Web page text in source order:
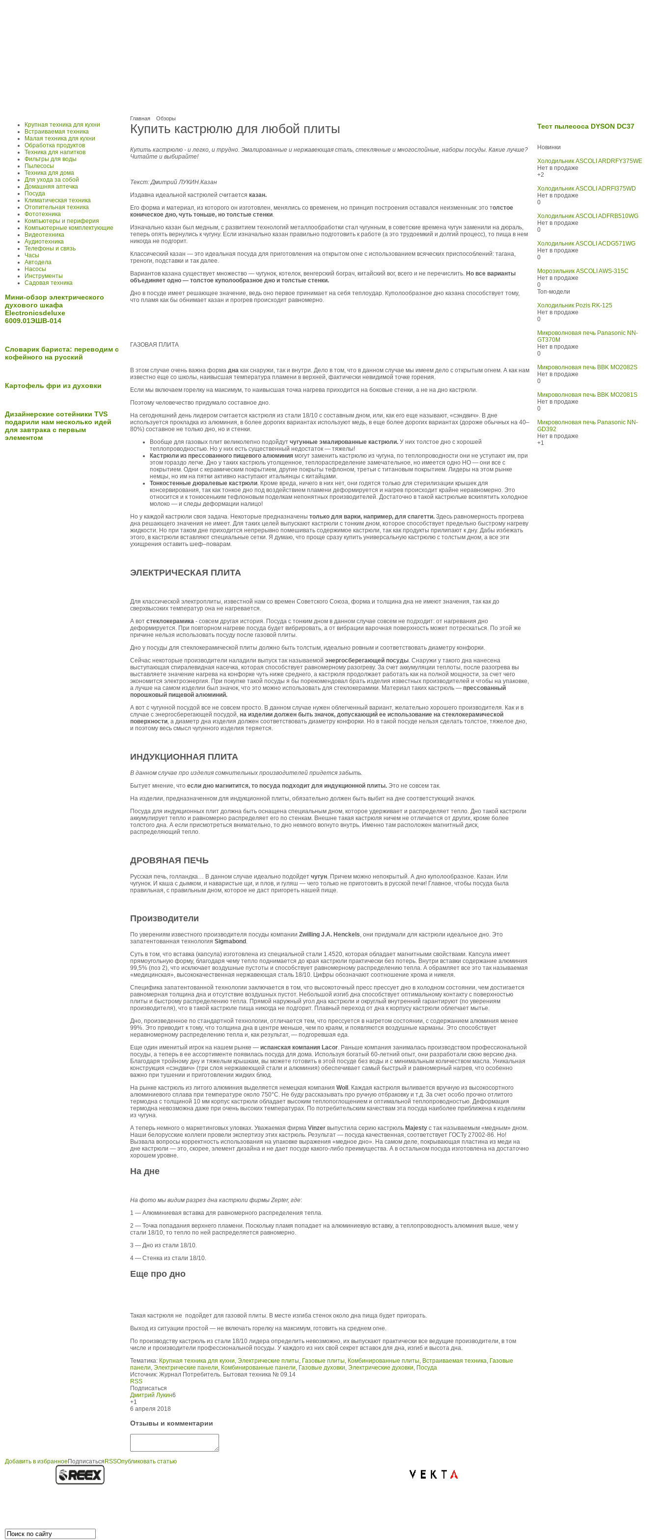
Главная Обзоры
Купить кастрюлю для любой плиты
Купить кастрюлю - и легко, и трудно. Эмалированные и нержавеющая сталь, стеклянные и многослойные, наборы посуды. Какие лучше?
Читайте и выбирайте!
Текст: Дмитрий ЛУКИН.Казан
Издавна идеальной кастрюлей считается казан.
Его форма и материал, из которого он изготовлен, менялись со временем, но принцип построения оставался неизменным: это толстое
коническое дно, чуть тоньше, но толстые стенки.
Изначально казан был медным, с развитием технологий металлообработки стал чугунным, в советские времена чугун заменили на дюраль,
теперь опять вернулись к чугуну. Если изначально казан правильно подготовить к работе (а это трудоемкий и долгий процесс), то пища в нем
никогда не подгорит.
Классический казан — это идеальная посуда для приготовления на открытом огне с использованием всяческих приспособлений: тагана,
треноги, подставки и так далее.
Вариантов казана существует множество — чугунок, котелок, венгерский бограч, китайский вог, всего и не перечислить. Но все варианты
объединяет одно — толстое куполообразное дно и толстые стенки.
Дно в посуде имеет решающее значение, ведь оно первое принимает на себя теплоудар. Куполообразное дно казана способствует тому,
что пламя как бы обнимает казан и прогрев происходит равномерно.
ГАЗОВАЯ ПЛИТА
В этом случае очень важна форма дна как снаружи, так и внутри. Дело в том, что в данном случае мы имеем дело с открытым огнем. А как нам
известно еще со школы, наивысшая температура пламени в верхней, фактически невидимой точке горения.
Если мы включаем горелку на максимум, то наивысшая точка нагрева приходится на боковые стенки, а не на дно кастрюли.
Поэтому человечество придумало составное дно.
На сегодняшний день лидером считается кастрюля из стали 18/10 с составным дном, или, как его еще называют, «сэндвич». В дне
используется прокладка из алюминия, в более дорогих вариантах используют медь, в еще более дорогих вариантах (дороже обычных на 40–
80%) составное не только дно, но и стенки.
Вообще для газовых плит великолепно подойдут чугунные эмалированные кастрюли. У них толстое дно с хорошей
теплопроводностью. Но у них есть существенный недостаток — тяжелы!
Кастрюли из прессованного пищевого алюминия могут заменить кастрюлю из чугуна, по теплопроводности они не уступают им, при
этом гораздо легче. Дно у таких кастрюль утолщенное, теплораспределение замечательное, но имеется одно НО — они все с
покрытием. Одни с керамическим покрытием, другие покрыты тефлоном, третьи с титановым покрытием. Лидеры на этом рынке
немцы, но им на пятки активно наступают итальянцы с китайцами.
Тонкостенные дюралевые кастрюли. Кроме вреда, ничего в них нет, они годятся только для стерилизации крышек для
консервирования, так как тонкое дно под воздействием пламени деформируется и нагрев происходит крайне неравномерно. Это
относится и к тонюсеньким тефлоновым поделкам непонятных производителей. Достаточно в такой кастрюльке вскипятить холодное
молоко — и следы деформации налицо!
Но у каждой кастрюли своя задача. Некоторые предназначены только для варки, например, для спагетти. Здесь равномерность прогрева
дна решающего значения не имеет. Для таких целей выпускают кастрюли с тонким дном, которое способствует предельно быстрому нагреву
жидкости. Но при таком дне приходится непрерывно помешивать содержимое кастрюли, так как продукты прилипают к дну. Дабы избежать
этого, в кастрюли вставляют специальные сетки. Я думаю, что проще сразу купить универсальную кастрюлю с толстым дном, а все эти
ухищрения оставить шеф–поварам.
ЭЛЕКТРИЧЕСКАЯ ПЛИТА
Для классической электроплиты, известной нам со времен Советского Союза, форма и толщина дна не имеют значения, так как до
сверхвысоких температур она не нагревается.
А вот стеклокерамика - совсем другая история. Посуда с тонким дном в данном случае совсем не подходит: от нагревания дно
деформируется. При повторном нагреве посуда будет вибрировать, а от вибрации варочная поверхность может потрескаться. По этой же
причине нельзя использовать посуду после газовой плиты.
Дно у посуды для стеклокерамической плиты должно быть толстым, идеально ровным и соответствовать диаметру конфорки.
Сейчас некоторые производители наладили выпуск так называемой энергосберегающей посуды . Снаружи у такого дна нанесена
выступающая спиралевидная насечка, которая способствует равномерному разогреву. За счет аккумуляции теплоты, после разогрева вы
выставляете значение нагрева на конфорке чуть ниже среднего, а кастрюля продолжает работать как на полной мощности, за счет чего
экономится электроэнергия. При покупке такой посуды я бы порекомендовал брать изделия известных производителей и чтобы на упаковке,
а лучше на самом изделии был значок, что это можно использовать для стеклокерамики. Материал таких кастрюль — прессованный
порошковый пищевой алюминий.
А вот с чугунной посудой все не совсем просто. В данном случае нужен облегченный вариант, желательно хорошего производителя. Как и в
случае с энергосберегающей посудой, на изделии должен быть значок, допускающий ее использование на стеклокерамической
поверхности , а диаметр дна изделия должен соответствовать диаметру конфорки. Но в такой посуде нельзя сделать толстое, тяжелое дно,
и поэтому весь смысл чугунного изделия теряется.
ИНДУКЦИОННАЯ ПЛИТА
В данном случае про изделия сомнительных производителей придется забыть.
Бытует мнение, что если дно магнитится, то посуда подходит для индукционной плиты. Это не совсем так.
На изделии, предназначенном для индукционной плиты, обязательно должен быть выбит на дне соответстующий значок.
Посуда для индукционных плит должна быть оснащена специальным дном, которое удерживает и распределяет тепло. Дно такой кастрюли
аккумулирует тепло и равномерно распределяет его по стенкам. Внешне такая кастрюля ничем не отличается от других, кроме более
толстого дна. А если присмотреться внимательно, то дно немного вогнуто внутрь. Именно там расположен магнитный диск,
распределяющий тепло.
ДРОВЯНАЯ ПЕЧЬ
Русская печь, голландка… В данном случае идеально подойдет чугун . Причем можно непокрытый. А дно куполообразное. Казан. Или
чугунок. И каша с дымком, и наваристые щи, и плов, и гуляш — чего только не приготовить в русской печи! Главное, чтобы посуда была
правильная, с правильным дном, которое не даст пригореть нашей пище.
Производители
По уверениям известного производителя посуды компании Zwilling J.A. Henckels, они придумали для кастрюли идеальное дно. Это
запатентованная технология Sigmabond .
Суть в том, что вставка (капсула) изготовлена из специальной стали 1.4520, которая обладает магнитными свойствами. Капсула имеет
прямоугольную форму, благодаря чему тепло поднимается до края кастрюли практически без потерь. Внутри вставки содержание алюминия
99,5% (поз 2), что исключает воздушные пустоты и способствует равномерному распределению тепла. А обрамляет все это так называемая
«медицинская», высококачественная нержавеющая сталь 18/10. Цифры обозначают соотношение хрома и никеля.
Специфика запатентованной технологии заключается в том, что высокоточный пресс прессует дно в холодном состоянии, чем достигается
равномерная толщина дна и отсутствие воздушных пустот. Небольшой изгиб дна способствует оптимальному контакту с поверхностью
плиты и быстрому распределению тепла. Прямой наружный угол дна кастрюли и округлый внутренний гарантируют (по уверениям
производителя), что в такой кастрюле пища никогда не подгорит. Плавный переход от дна к корпусу кастрюли облегчает мытье.
Дно, произведенное по стандартной технологии, отличается тем, что прессуется в нагретом состоянии, с содержанием алюминия менее
99%. Это приводит к тому, что толщина дна в центре меньше, чем по краям, и появляются воздушные карманы. Это способствует
неравномерному распределению тепла и, как результат, — подгоревшая еда.
Еще один именитый игрок на нашем рынке — испанская компания Lacor. Раньше компания занималась производством профессиональной
посуды, а теперь в ее ассортименте появилась посуда для дома. Используя богатый 60-летний опыт, они разработали свою версию дна.
Благодаря тройному дну и тяжелым крышкам, вы можете готовить в этой посуде без воды и с минимальным количеством масла. Уникальная
конструкция «сэндвич» (три слоя нержавеющей стали и алюминия) обеспечивает самый быстрый и равномерный нагрев, что особенно
важно при тушении и приготовлении жидких блюд.
На рынке кастрюль из литого алюминия выделяется немецкая компания Woll . Каждая кастрюля выливается вручную из высокосортного
алюминиевого сплава при температуре около 750°С. Не буду рассказывать про ручную отбраковку и т.д. За счет особо прочно отлитого
термодна с толщиной 10 мм корпус кастрюли обладает высоким теплопоглощением и оптимальной теплопроводностью. Деформация
термодна невозможна даже при очень высоких температурах. По потребительским качествам эта посуда наиболее приближена к изделиям
из чугуна.
А теперь немного о маркетинговых уловках. Уважаемая фирма Vinzer выпустила серию кастрюль Majesty с так называемым «медным» дном.
Наши белорусские коллеги провели экспертизу этих кастрюль. Результат — посуда качественная, соответствует ГОСТу 27002-86. Но!
Вызвала вопросы корректность использования на упаковке выражения «медное дно». На самом деле, покрывающая пластина из меди на
дне кастрюли — это, скорее, элемент дизайна и не дает посуде какого-либо преимущества. А в остальном посуда изготовлена на достаточно
хорошем уровне.
На дне
На фото мы видим разрез дна кастрюли фирмы Zepter, где:
1 — Алюминиевая вставка для равномерного распределения тепла.
2 — Точка попадания верхнего пламени. Поскольку пламя попадает на алюминиевую вставку, а теплопроводность алюминия выше, чем у
стали 18/10, то тепло по ней распределяется равномерно.
3 — Дно из стали 18/10.
4 — Стенка из стали 18/10.
Еще про дно
Такая кастрюля не подойдет для газовой плиты. В месте изгиба стенок около дна пища будет пригорать.
Выход из ситуации простой — не включать горелку на максимум, готовить на среднем огне.
По производству кастрюль из стали 18/10 лидера определить невозможно, их выпускают практически все ведущие производители, в том
числе и производители профессиональной посуды. У каждого из них свой секрет вставок для дна, изгиб и высота дна.
Тематика: Крупная техника для кухни, Электрические плиты, Газовые плиты, Комбинированные плиты, Встраиваемая техника, Газовые
панели, Электрические панели, Комбинированные панели, Газовые духовки, Электрические духовки, Посуда
Источник: Журнал Потребитель. Бытовая техника № 09.14
RSS
Подписаться
Дмитрий Лукин6
+1
6 апреля 2018
Отзывы и комментарии
Крупная техника для кухни
Встраиваемая техника
Малая техника для кухни
Обработка продуктов
Техника для напитков
Фильтры для воды
Пылесосы
Техника для дома
Для ухода за собой
Домашняя аптечка
Посуда
Климатическая техника
Отопительная техника
Фототехника
Компьютеры и периферия
Компьютерные комплектующие
Видеотехника
Аудиотехника
Телефоны и связь
Часы
Автодела
Насосы
Инструменты
Садовая техника
Мини-обзор электрического
духового шкафа
Electronicsdeluxe
6009.01ЭШВ-014
Словарик бариста: переводим с
кофейного на русский
Картофель фри из духовки
Дизайнерские сотейники TVS
подарили нам несколько идей
для завтрака с первым
элементом
Тест пылесоса DYSON DC37
Новинки
Холодильник ASCOLI ARDRFY375WE
Нет в продаже
+2
Холодильник ASCOLI ADRFI375WD
Нет в продаже
0
Холодильник ASCOLI ADFRB510WG
Нет в продаже
0
Холодильник ASCOLI ACDG571WG
Нет в продаже
0
Морозильник ASCOLI AWS-315C
Нет в продаже
0
Топ-модели
Холодильник Pozis RK-125
Нет в продаже
0
Микроволновая печь Panasonic NN-
GT370M
Нет в продаже
0
Микроволновая печь BBK MO2082S
Нет в продаже
0
Микроволновая печь BBK MO2081S
Нет в продаже
0
Микроволновая печь Panasonic NN-
GD392
Нет в продаже
+1
Добавить в избранное Подписаться RSSОпубликовать статью